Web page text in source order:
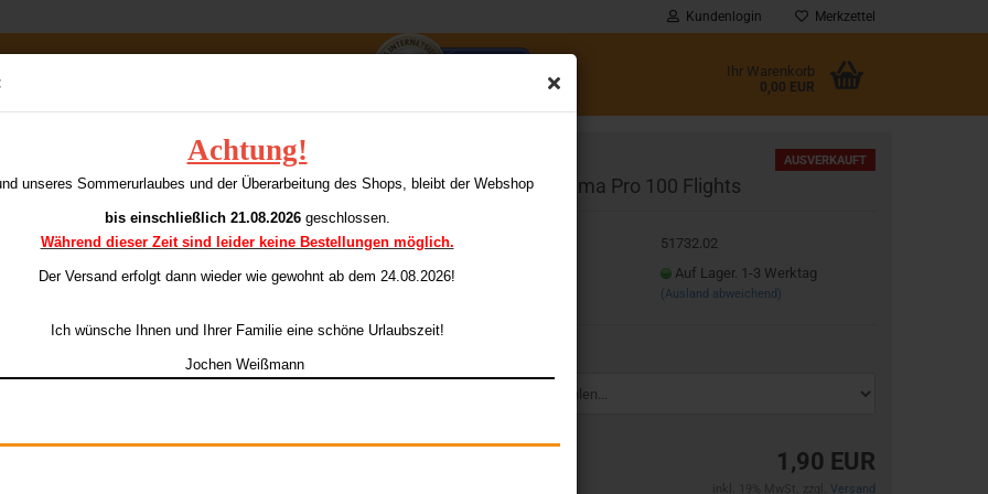
Achtung!
unseres Sommerurlaubes und der Überarbeitung des Shops, bleibt der Webshop
bis einschließlich 21.08.2026geschlossen.
Während dieser Zeit sind leider keine Bestellungen möglich.
Der Versand erfolgt dann wieder wie gewohnt ab dem 24.08.2026!
Ich wünsche Ihnen und Ihrer Familie eine schöne Urlaubszeit!
Jochen Weißmann
Kundenlogin
Passwort
Merkzettel
Ihr Warenkorb
0,00 EUR
Kategorie
AUSVERKAUFT
Unicorn Sigma Pro 100 Flights
51732.02
Auf Lager. 1-3 Werktag
(Ausland abweichend)
1,90 EUR
Versand